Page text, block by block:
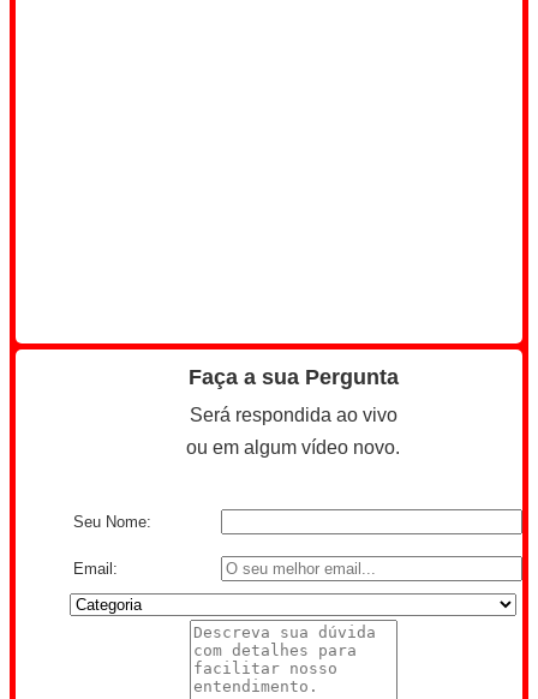
Faça a sua Pergunta
Será respondida ao vivo
ou em algum vídeo novo.
Seu Nome:
Email: